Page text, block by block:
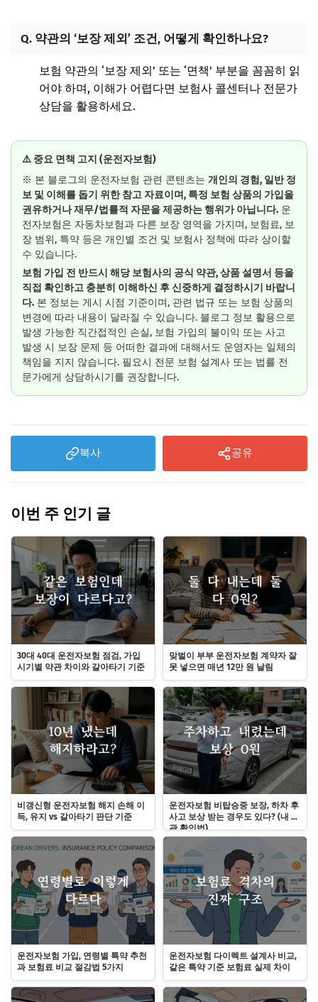
Q. 약관의 ‘보장 제외’ 조건, 어떻게 확인하나요?
보험 약관의 ‘보장 제외’ 또는 ‘면책’ 부분을 꼼꼼히 읽
어야 하며, 이해가 어렵다면 보험사 콜센터나 전문가
상담을 활용하세요.
⚠️ 중요 면책 고지 (운전자보험)
※ 본 블로그의 운전자보험 관련 콘텐츠는 개인의 경험, 일반 정
보 및 이해를 돕기 위한 참고 자료이며, 특정 보험 상품의 가입을
권유하거나 재무/법률적 자문을 제공하는 행위가 아닙니다. 운
전자보험은 자동차보험과 다른 보장 영역을 가지며, 보험료, 보
장 범위, 특약 등은 개인별 조건 및 보험사 정책에 따라 상이할
수 있습니다.
보험 가입 전 반드시 해당 보험사의 공식 약관, 상품 설명서 등을
직접 확인하고 충분히 이해하신 후 신중하게 결정하시기 바랍니
다. 본 정보는 게시 시점 기준이며, 관련 법규 또는 보험 상품의
변경에 따라 내용이 달라질 수 있습니다. 블로그 정보 활용으로
발생 가능한 직간접적인 손실, 보험 가입의 불이익 또는 사고
발생 시 보장 문제 등 어떠한 결과에 대해서도 운영자는 일체의
책임을 지지 않습니다. 필요시 전문 보험 설계사 또는 법률 전
문가에게 상담하시기를 권장합니다.
복사 공유
이번 주 인기 글
30대 40대 운전자보험 점검, 가입
시기별 약관 차이와 갈아타기 기준
맞벌이 부부 운전자보험 계약자 잘
못 넣으면 매년 12만 원 날림
비갱신형 운전자보험 해지 손해 이
득, 유지 vs 갈아타기 판단 기준
운전자보험 비탑승중 보장, 하차 후
사고 보상 받는 경우도 있다? (내 약
관 확인법)
운전자보험 가입, 연령별 특약 추천
과 보험료 비교 절감법 5가지
운전자보험 다이렉트 설계사 비교,
같은 특약 기준 보험료 실제 차이